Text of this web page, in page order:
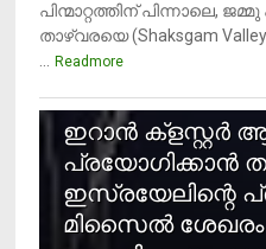
പിന്മാറ്റത്തിന് പിന്നാലെ,
താഴ്‌വരയെ (Shaksgam
... Readmore
ഇറാന്‍
പ്രയോഗിക്കാന്‍
ഇസ്രയേലിന്റെ
മിസൈല്‍ ശേഖരം